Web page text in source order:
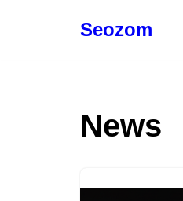
Seozom
News